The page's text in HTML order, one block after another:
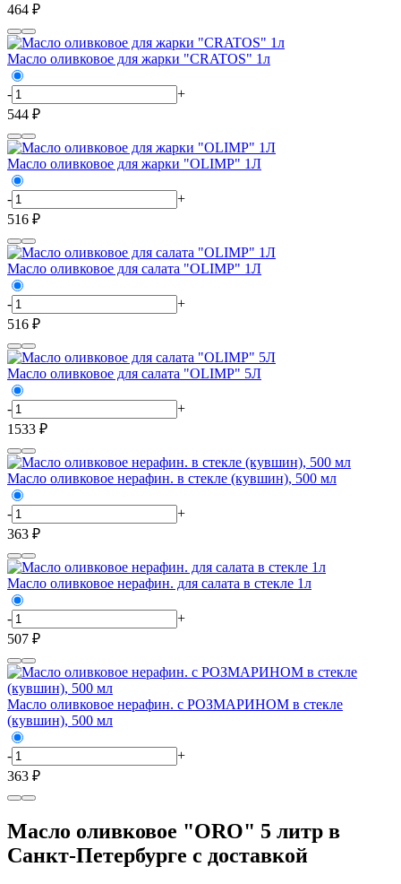
464 ₽
Масло оливковое для жарки "CRATOS" 1л
-
+
544 ₽
Масло оливковое для жарки "OLIMP" 1Л
-
+
516 ₽
Масло оливковое для салата "OLIMP" 1Л
-
+
516 ₽
Масло оливковое для салата "OLIMP" 5Л
-
+
1533 ₽
Масло оливковое нерафин. в стекле (кувшин), 500 мл
-
+
363 ₽
Масло оливковое нерафин. для салата в стекле 1л
-
+
507 ₽
Масло оливковое нерафин. с РОЗМАРИНОМ в стекле
(кувшин), 500 мл
-
+
363 ₽
Масло оливковое "ORO" 5 литр в
Санкт-Петербурге с доставкой